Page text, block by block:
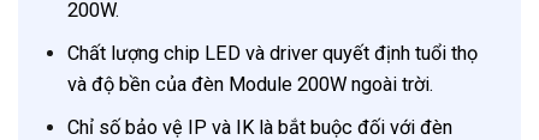
200W.
Chất lượng chip LED và driver quyết định tuổi thọ
và độ bền của đèn Module 200W ngoài trời.
Chỉ số bảo vệ IP và IK là bắt buộc đối với đèn